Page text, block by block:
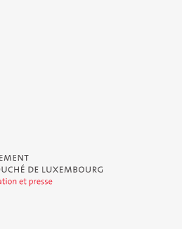
Duché de Luxembourg - Service